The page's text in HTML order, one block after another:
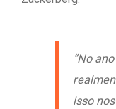
“No
isso